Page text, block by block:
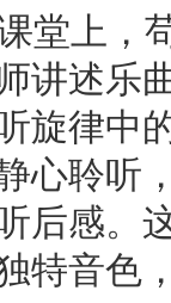
堂上，
讲述乐
旋律中
心聆听
后感。
特音色